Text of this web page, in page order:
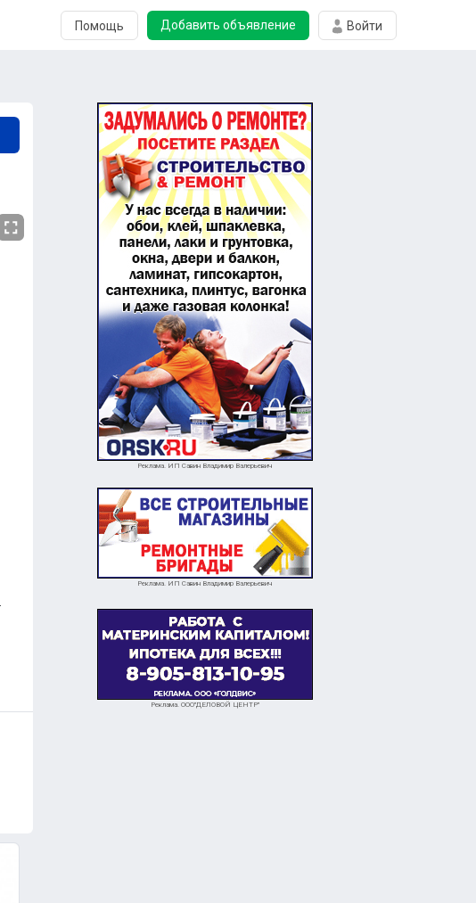
Помощь Добавить объявление Войти
Реклама. ИП Савин Владимир Валерьевич
Реклама. ИП Савин Владимир Валерьевич
Реклама. ООО"ДЕЛОВОЙ ЦЕНТР"